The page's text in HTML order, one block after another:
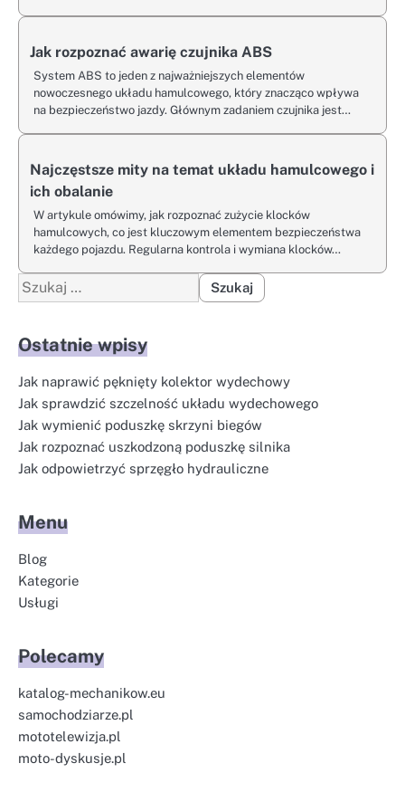
Jak rozpoznać awarię czujnika ABS
System ABS to jeden z najważniejszych elementów
nowoczesnego układu hamulcowego, który znacząco wpływa
na bezpieczeństwo jazdy. Głównym zadaniem czujnika jest…
Najczęstsze mity na temat układu hamulcowego i
ich obalanie
W artykule omówimy, jak rozpoznać zużycie klocków
hamulcowych, co jest kluczowym elementem bezpieczeństwa
każdego pojazdu. Regularna kontrola i wymiana klocków…
Szukaj:
Ostatnie wpisy
Jak naprawić pęknięty kolektor wydechowy
Jak sprawdzić szczelność układu wydechowego
Jak wymienić poduszkę skrzyni biegów
Jak rozpoznać uszkodzoną poduszkę silnika
Jak odpowietrzyć sprzęgło hydrauliczne
Menu
Blog
Kategorie
Usługi
Polecamy
katalog-mechanikow.eu
samochodziarze.pl
mototelewizja.pl
moto-dyskusje.pl